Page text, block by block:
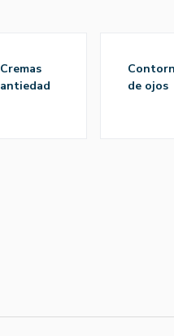
cremas
antiedad
contorno
de ojos